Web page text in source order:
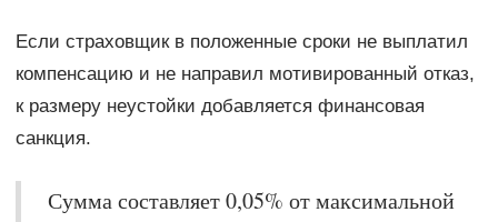
Если страховщик в положенные сроки не выплатил
компенсацию и не направил мотивированный отказ,
к размеру неустойки добавляется финансовая
санкция.
Сумма составляет 0,05% от максимальной